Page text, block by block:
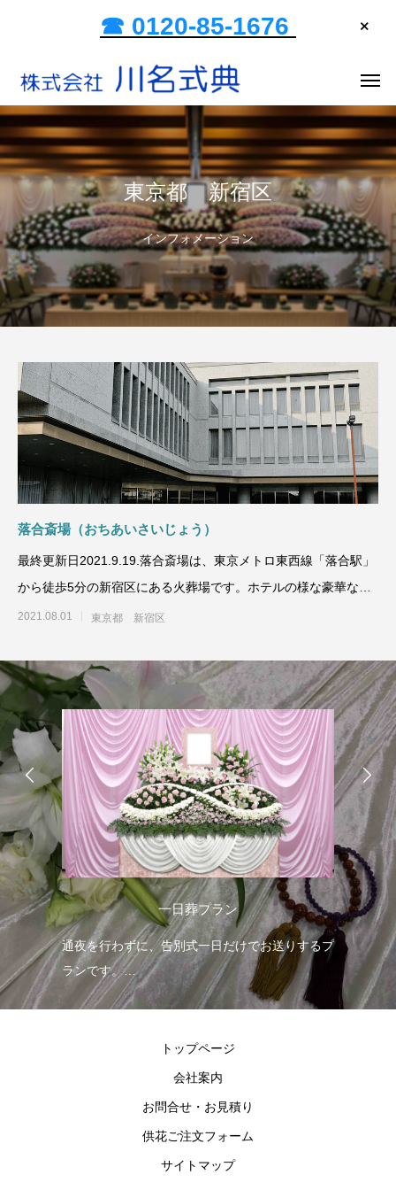
☎ 0120-85-1676
一日葬ライトプラン 一日葬プラン
東京都 新宿区
インフォメーション
落合斎場（おちあいさいじょう）
最終更新日2021.9.19.落合斎場は、東京メトロ東西線「落合駅」
から徒歩5分の新宿区にある火葬場です。ホテルの様な豪華なロ
ビーや調度
2021.08.01 東京都 新宿区
一日葬プラン
通夜を行わずに、告別式一日だけでお送りするプ
ランです。
グレードアップした花祭壇をお選びいただけま
お
プ
トップページ
会社案内
お問合せ・お見積り
供花ご注文フォーム
サイトマップ